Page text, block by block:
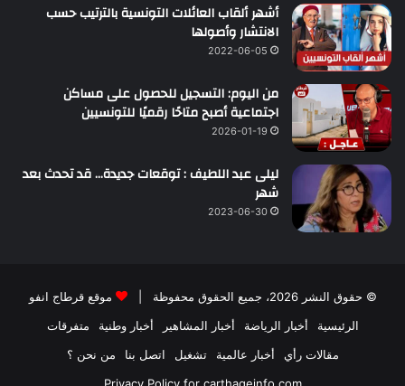
أشهر ألقاب العائلات التونسية بالترتيب حسب
الانتشار وأصولها
2022-06-05
من اليوم: التسجيل للحصول على مساكن
اجتماعية أصبح متاحًا رقميًا للتونسيين
2026-01-19
ليلى عبد اللطيف : توقعات جديدة… قد تحدث بعد
شهر
2023-06-30
© حقوق النشر 2026، جميع الحقوق محفوظة |
موقع قرطاج انفو
الرئيسية
أخبار الرياضة أخبار المشاهير أخبار وطنية
متفرقات
مقالات رأي
أخبار عالمية تشغيل اتصل بنا
من نحن ؟